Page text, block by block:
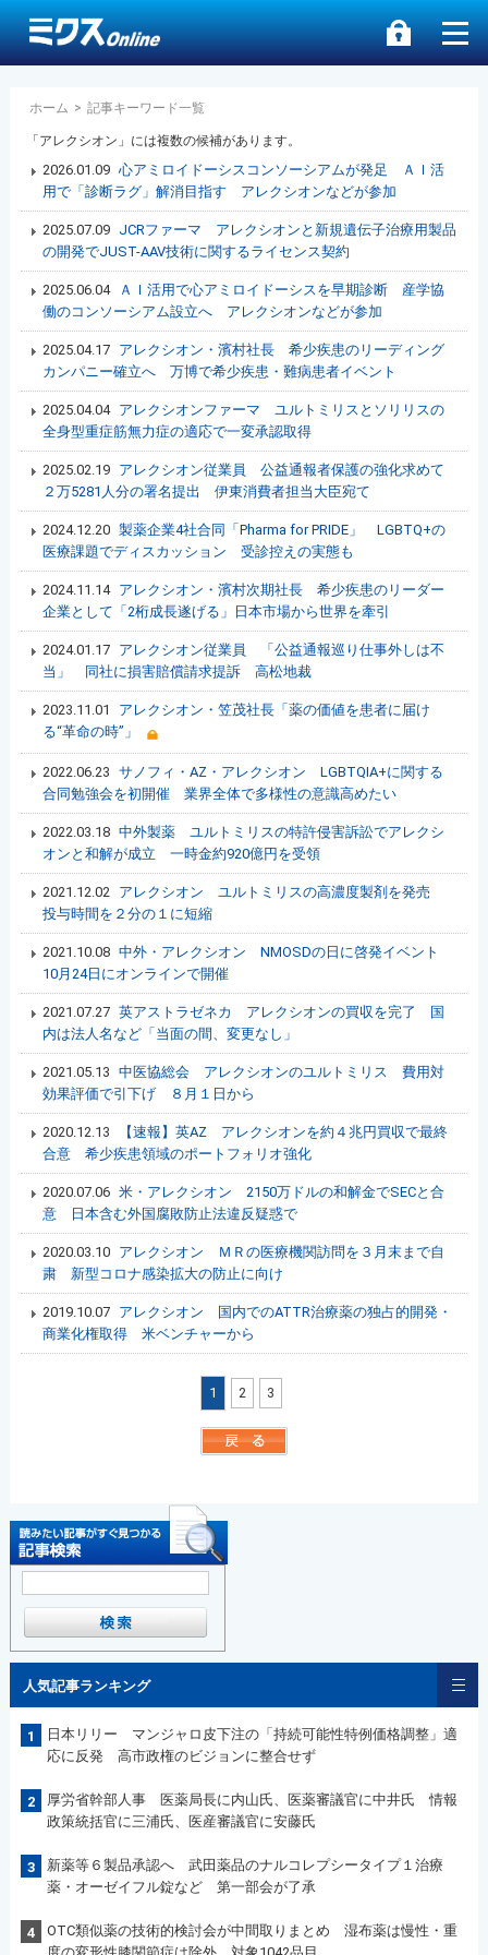
ホーム > 記事キーワード一覧
「アレクシオン」には複数の候補があります。
2026.01.09 心アミロイドーシスコンソーシアムが発足 ＡＩ活
用で「診断ラグ」解消目指す アレクシオンなどが参加
2025.07.09
JCRファーマ アレクシオンと新規遺伝子治療用製品
の開発でJUST-AAV技術に関するライセンス契約
2025.06.04
ＡＩ活用で心アミロイドーシスを早期診断 産学協
働のコンソーシアム設立へ アレクシオンなどが参加
2025.04.17
アレクシオン・濱村社長 希少疾患のリーディング
カンパニー確立へ 万博で希少疾患・難病患者イベント
2025.04.04
アレクシオンファーマ ユルトミリスとソリリスの
全身型重症筋無力症の適応で一変承認取得
2025.02.19
アレクシオン従業員 公益通報者保護の強化求めて
２万5281人分の署名提出 伊東消費者担当大臣宛て
2024.12.20 製薬企業4社合同「Pharma for PRIDE」 LGBTQ+の
医療課題でディスカッション 受診控えの実態も
2024.11.14
アレクシオン・濱村次期社長 希少疾患のリーダー
企業として「2桁成長遂げる」日本市場から世界を牽引
2024.01.17
アレクシオン従業員 「公益通報巡り仕事外しは不
当」 同社に損害賠償請求提訴 高松地裁
2023.11.01
アレクシオン・笠茂社長「薬の価値を患者に届け
る“革命の時”」
2022.06.23 サノフィ・AZ・アレクシオン LGBTQIA+に関する
合同勉強会を初開催 業界全体で多様性の意識高めたい
2022.03.18 中外製薬 ユルトミリスの特許侵害訴訟でアレクシ
オンと和解が成立 一時金約920億円を受領
2021.12.02
アレクシオン ユルトミリスの高濃度製剤を発売
投与時間を２分の１に短縮
2021.10.08 中外・アレクシオン NMOSDの日に啓発イベント
10月24日にオンラインで開催
2021.07.27 英アストラゼネカ アレクシオンの買収を完了 国
内は法人名など「当面の間、変更なし」
2021.05.13 中医協総会 アレクシオンのユルトミリス 費用対
効果評価で引下げ ８月１日から
2020.12.13
【速報】英AZ アレクシオンを約４兆円買収で最終
合意 希少疾患領域のポートフォリオ強化
2020.07.06 米・アレクシオン 2150万ドルの和解金でSECと合
意 日本含む外国腐敗防止法違反疑惑で
2020.03.10
アレクシオン ＭＲの医療機関訪問を３月末まで自
粛 新型コロナ感染拡大の防止に向け
2019.10.07
アレクシオン 国内でのATTR治療薬の独占的開発・
商業化権取得 米ベンチャーから
1 2 3
人気記事ランキング
1
日本リリー マンジャロ皮下注の「持続可能性特例価格調整」適
応に反発 高市政権のビジョンに整合せず
2
厚労省幹部人事 医薬局長に内山氏、医薬審議官に中井氏 情報
政策統括官に三浦氏、医産審議官に安藤氏
3
新薬等６製品承認へ 武田薬品のナルコレプシータイプ１治療
薬・オーゼイフル錠など 第一部会が了承
4
OTC類似薬の技術的検討会が中間取りまとめ 湿布薬は慢性・重